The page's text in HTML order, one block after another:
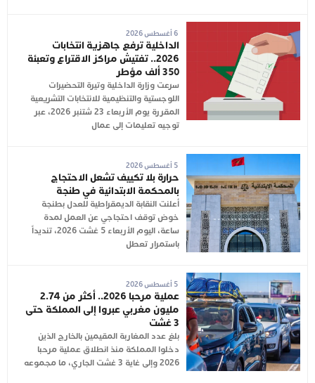
6 أغسطس 2026
الداخلية ترفع جاهزية انتخابات
2026.. تفتيش مراكز الاقتراع وتعبئة
350 ألف مؤطر
سرعت وزارة الداخلية وتيرة التحضيرات
اللوجستية والتنظيمية للانتخابات التشريعية
المقررة يوم الأربعاء 23 شتنبر 2026، عبر
توجيه تعليمات إلى عمال
5 أغسطس 2026
حرارة بلا تكييف تشعل الاحتجاج
بالمحكمة الابتدائية في طنجة
أعلنت النقابة الديمقراطية للعدل بطنجة
خوض توقف احتجاجي عن العمل لمدة
ساعة، اليوم الأربعاء 5 غشت 2026، تنديداً
باستمرار تعطل
5 أغسطس 2026
عملية مرحبا 2026.. أكثر من 2.74
مليون مغربي عبروا إلى المملكة حتى
3 غشت
بلغ عدد المغاربة المقيمين بالخارج الذين
دخلوا المملكة منذ انطلاق عملية مرحبا
2026 وإلى غاية 3 غشت الجاري، ما مجموعه